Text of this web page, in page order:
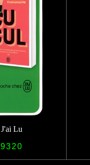
J'ai Lu
9320